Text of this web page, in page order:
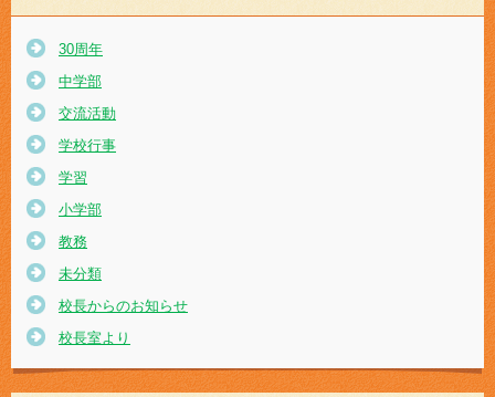
30周年
中学部
交流活動
学校行事
学習
小学部
教務
未分類
校長からのお知らせ
校長室より